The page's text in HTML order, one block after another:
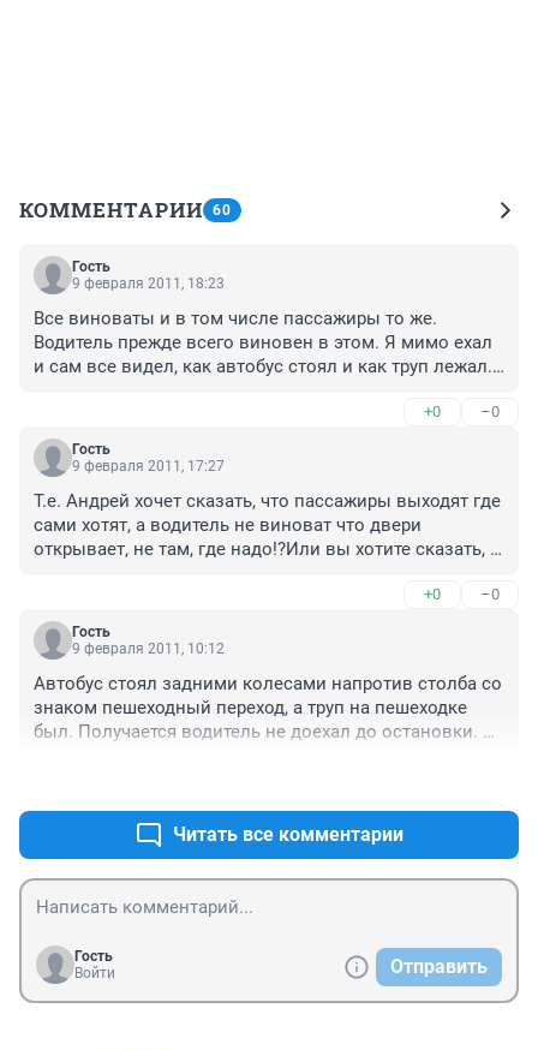
КОММЕНТАРИИ 60
Гость
9 февраля 2011, 18:23
Все виноваты и в том числе пассажиры то же.
Водитель прежде всего виновен в этом. Я мимо ехал
и сам все видел, как автобус стоял и как труп лежал.
крайне редко. А в данной ситуации вина водителя
очевидна.
+0 –0
Гость
9 февраля 2011, 17:27
Т.е. Андрей хочет сказать, что пассажиры выходят где
сами хотят, а водитель не виноват что двери
открывает, не там, где надо!?Или вы хотите сказать,
+0 –0
Гость
9 февраля 2011, 10:12
Автобус стоял задними колесами напротив столба со
знаком пешеходный переход, а труп на пешеходке
был. Получается водитель не доехал до остановки.
Читать все комментарии
Гость
Войти
Отправить